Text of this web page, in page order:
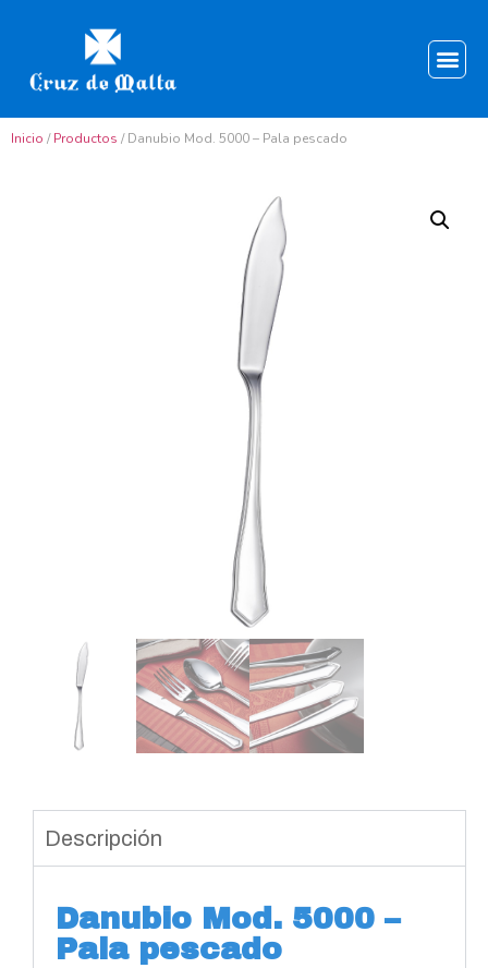
Inicio /Productos / Danubio Mod. 5000 – Pala pescado
Descripción
Danubio Mod. 5000 –
Pala pescado